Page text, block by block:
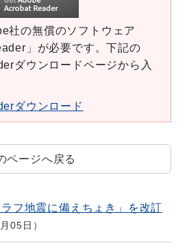
社の無償のソフトウェア
」が必要です。下記の
ダウンロードページから入
ダウンロード
ページへ戻る
フ地震に備えちょき」を改訂
05日